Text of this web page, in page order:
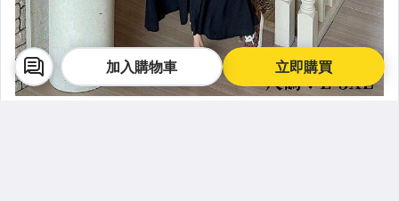
立即購買
加入購物車
🌺棉麻原創預購-四季總覽
⛄️KC甜美-秋冬上衣
⛄️KC甜美-秋冬外套